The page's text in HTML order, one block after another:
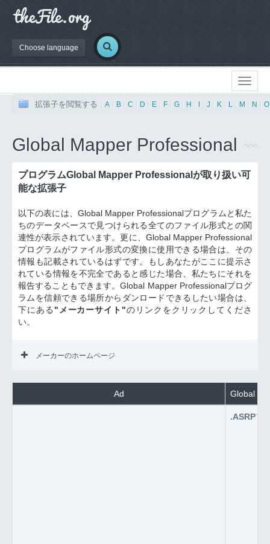
Choose language
拡張子を閲覧する A B C D E F G H J K L M N O
Global Mapper Professional
プログラムGlobal Mapper Professionalが取り扱い可
能な拡張子
以下の表には、Global Mapper Professionalプログラムと私た
ちのデータベースで見つけられる全てのファイル形式との関
連性が表示されています。更に、Global Mapper Professional
プログラムがファイル形式の変換に使用できる場合は、その
情報も記載されているはずです。もしあなたがここに提示さ
れている情報を不完全であると感じた場合、私たちにそれを
報告することもできます。Global Mapper Professionalプログ
ラムを信頼できる場所からダンロードできるしたい場合は、
下にある "メーカーサイト"のリンクをクリックしてくださ
い。
メーカーのホームページ
Ad Global
.ASRPフ